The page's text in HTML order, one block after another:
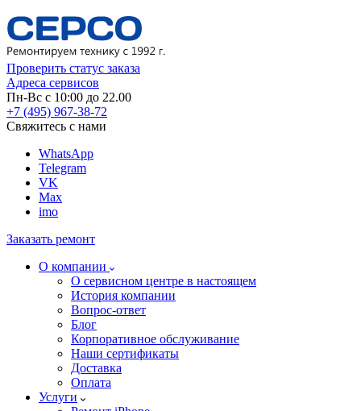
Проверить статус заказа
Адреса сервисов
Пн-Вс с 10:00 до 22.00
+7 (495) 967-38-72
Свяжитесь с нами
WhatsApp
Telegram
VK
Max
imo
Заказать ремонт
О компании
О сервисном центре в настоящем
История компании
Вопрос-ответ
Блог
Корпоративное обслуживание
Наши сертификаты
Доставка
Оплата
Услуги